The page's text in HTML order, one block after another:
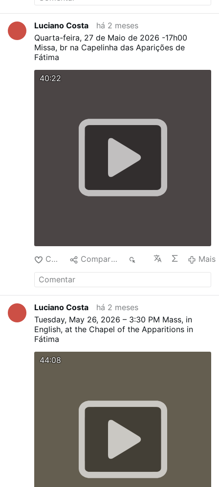
Luciano Costa
há 2 meses
Quarta-feira, 27 de Maio de 2026 -17h00
Missa, br na Capelinha das Aparições de
Fátima
40:22
Curtir Compartilhar Mais
Luciano Costa
há 2 meses
Tuesday, May 26, 2026 – 3:30 PM Mass, in
English, at the Chapel of the Apparitions in
Fátima
44:08